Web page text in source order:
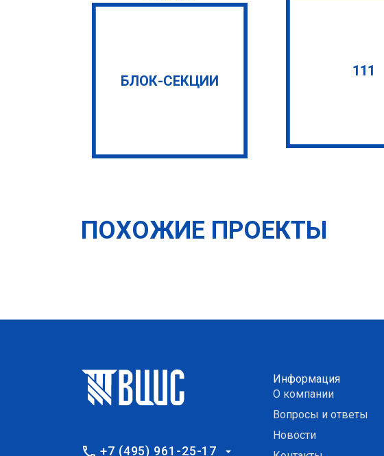
БЛОК-СЕКЦИИ
111
ПОХОЖИЕ ПРОЕКТЫ
+7 (495) 961-25-17
Информация
О компании
Вопросы и ответы
Новости